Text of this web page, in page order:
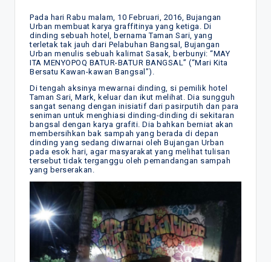
Pada hari Rabu malam, 10 Februari, 2016, Bujangan
Urban membuat karya graffitinya yang ketiga. Di
dinding sebuah hotel, bernama Taman Sari, yang
terletak tak jauh dari Pelabuhan Bangsal, Bujangan
Urban menulis sebuah kalimat Sasak, berbunyi: “MAY
ITA MENYOPOQ BATUR-BATUR BANGSAL” (“Mari Kita
Bersatu Kawan-kawan Bangsal”).
Di tengah aksinya mewarnai dinding, si pemilik hotel
Taman Sari, Mark, keluar dan ikut melihat. Dia sungguh
sangat senang dengan inisiatif dari pasirputih dan para
seniman untuk menghiasi dinding-dinding di sekitaran
bangsal dengan karya grafiti. Dia bahkan berniat akan
membersihkan bak sampah yang berada di depan
dinding yang sedang diwarnai oleh Bujangan Urban
pada esok hari, agar masyarakat yang melihat tulisan
tersebut tidak terganggu oleh pemandangan sampah
yang berserakan.